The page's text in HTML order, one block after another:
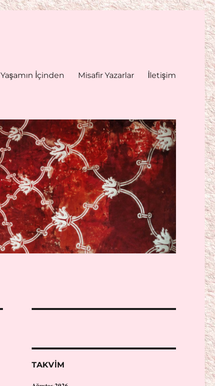
Yaşamın İçinden Misafir Yazarlar İletişim
TAKVIM